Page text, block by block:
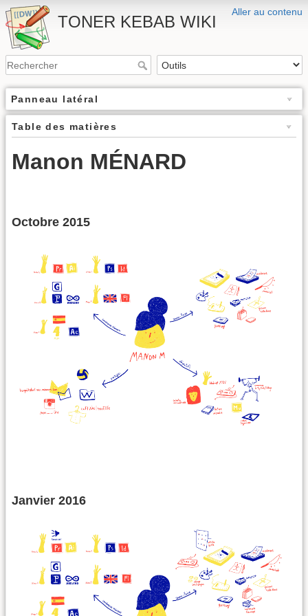
Aller au contenu
TONER KEBAB WIKI
Panneau latéral
Table des matières
Manon MÉNARD
Octobre 2015
Janvier 2016